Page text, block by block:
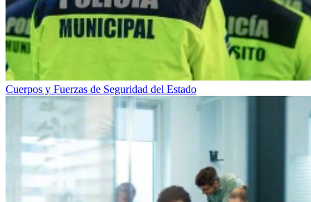
Cuerpos y Fuerzas de Seguridad del Estado